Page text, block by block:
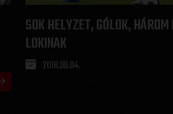
SOK HELYZET, GÓLOK,
LOKINAK
2018.08.04.